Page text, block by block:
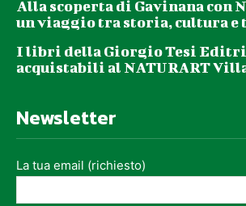
Alla scoperta di Gavinana con
un viaggio tra storia, cultura
I libri della Giorgio Tesi
acquistabili al NATURART
Newsletter
La tua email (richiesto)